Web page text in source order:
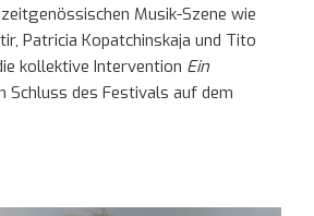
Musik-Szene wie
Patricia Kopatchinskaja und Tito
kollektive Intervention Ein
Schluss des Festivals auf dem